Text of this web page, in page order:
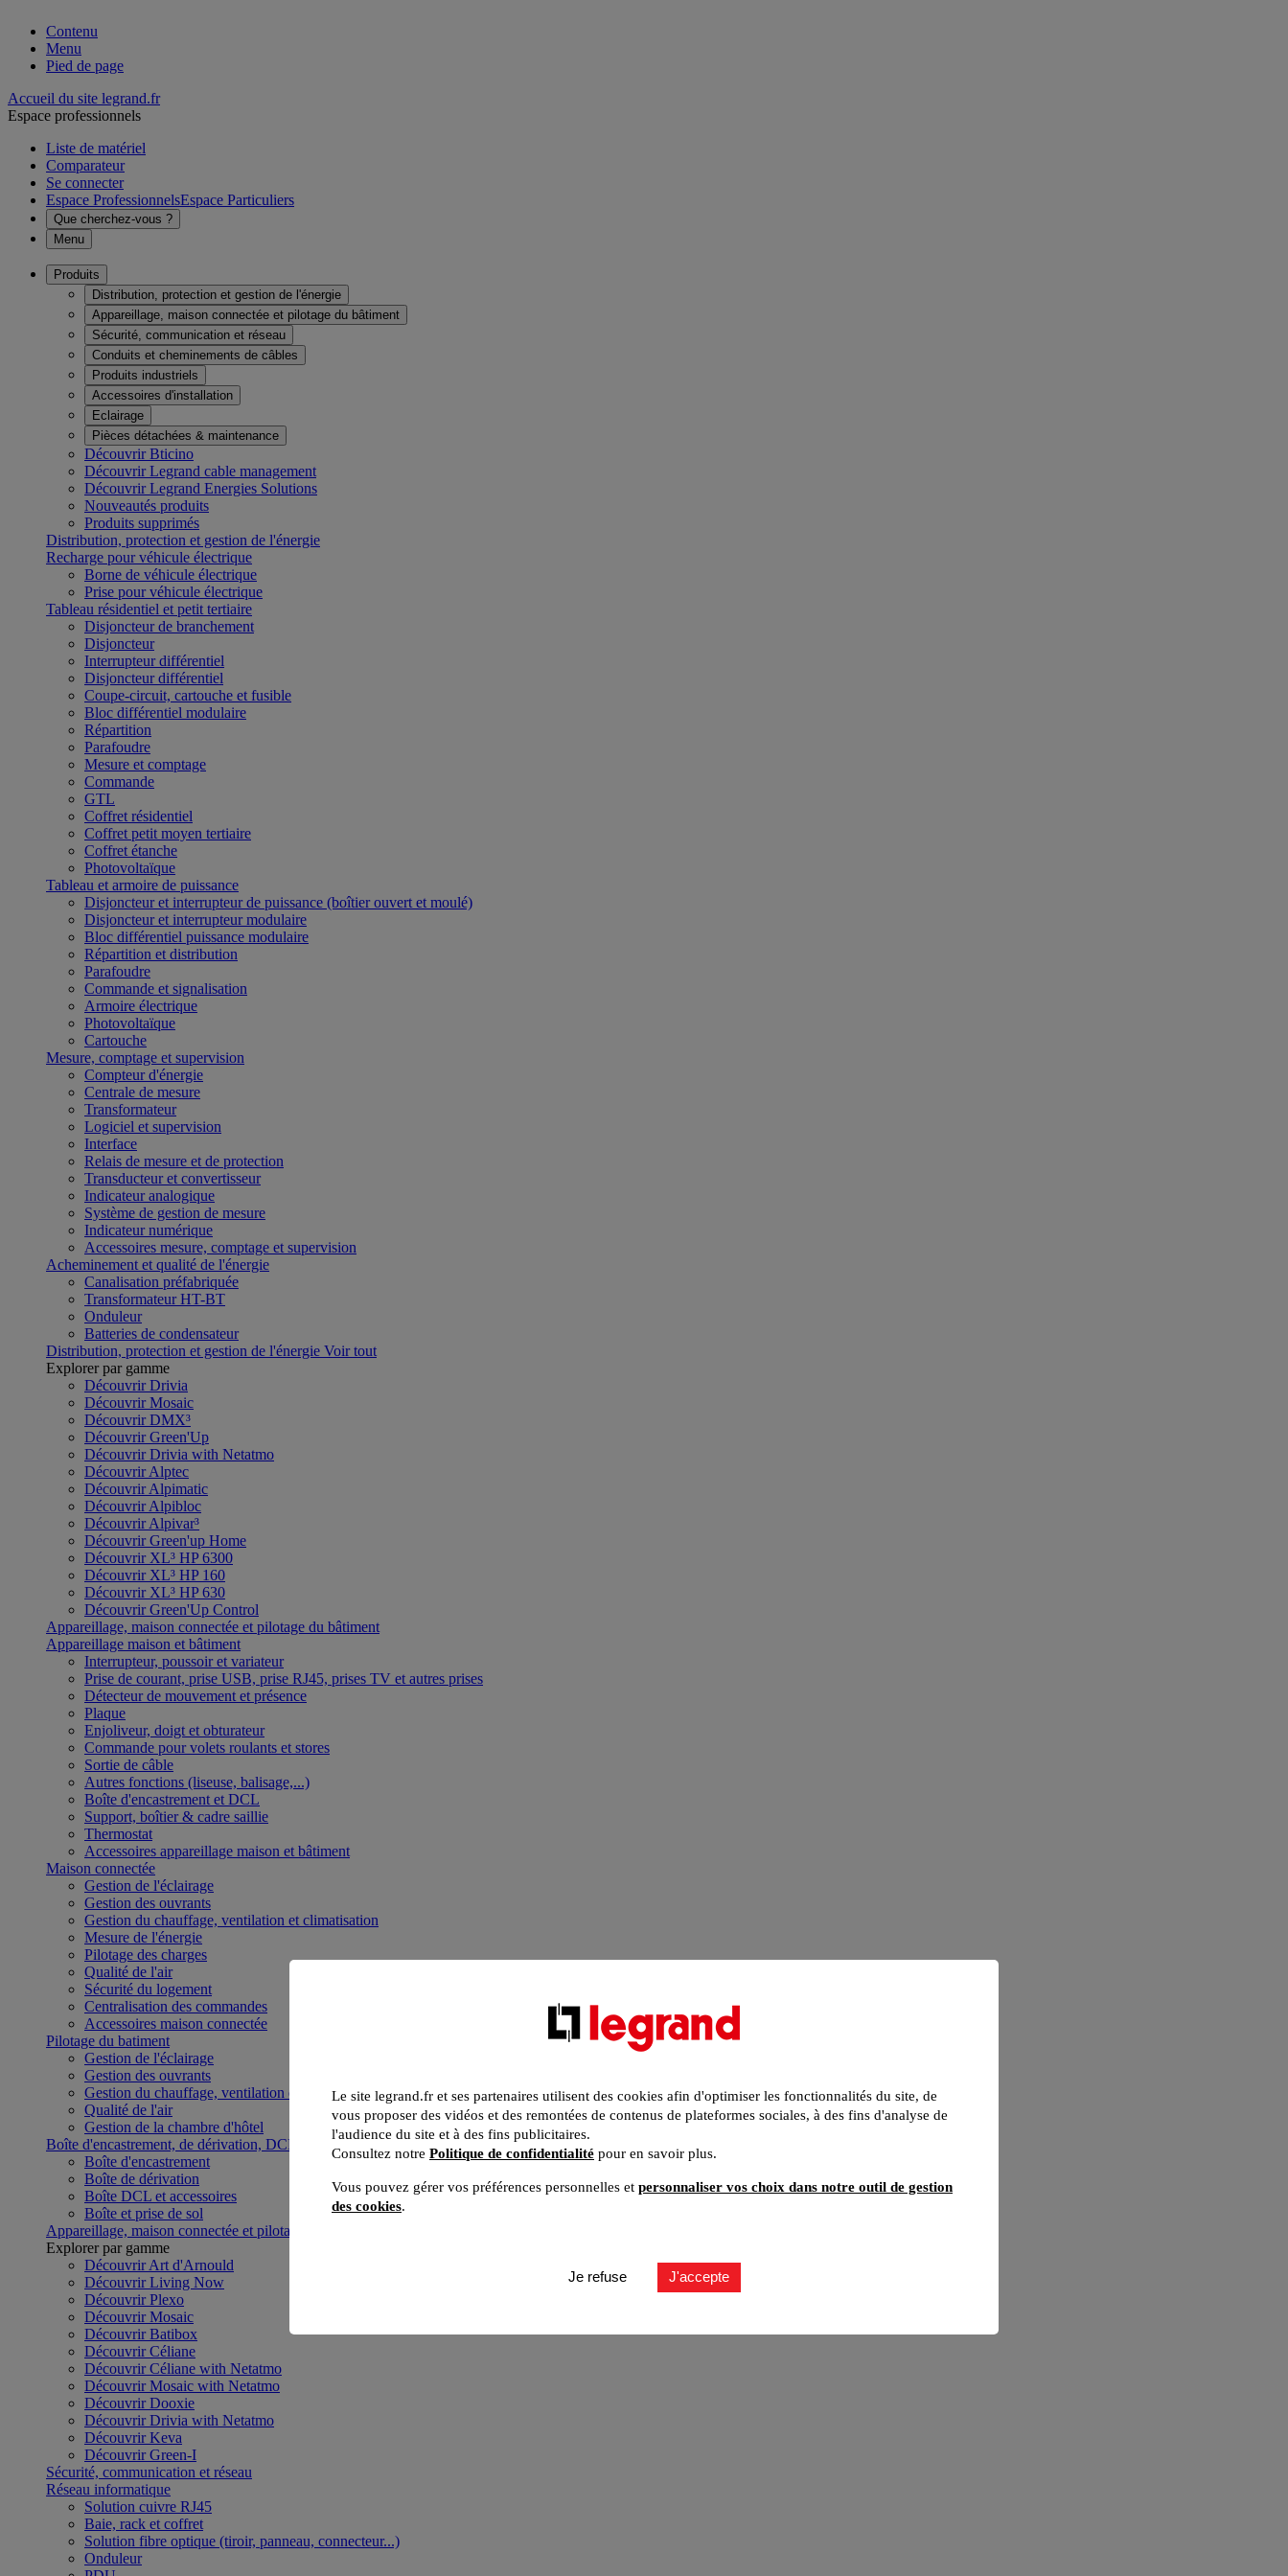
Contenu
Menu
Pied de page
Accueil du site legrand.fr
Espace professionnels
Liste de matériel
Comparateur
Se connecter
Espace ProfessionnelsEspace Particuliers
Que cherchez-vous ?
Menu
Produits
Distribution, protection et gestion de l'énergie
Appareillage, maison connectée et pilotage du bâtiment
Sécurité, communication et réseau
Conduits et cheminements de câbles
Produits industriels
Accessoires d'installation
Eclairage
Pièces détachées & maintenance
Découvrir Bticino
Découvrir Legrand cable management
Découvrir Legrand Energies Solutions
Nouveautés produits
Produits supprimés
Distribution, protection et gestion de l'énergie
Recharge pour véhicule électrique
Borne de véhicule électrique
Prise pour véhicule électrique
Tableau résidentiel et petit tertiaire
Disjoncteur de branchement
Disjoncteur
Interrupteur différentiel
Disjoncteur différentiel
Coupe-circuit, cartouche et fusible
Bloc différentiel modulaire
Répartition
Parafoudre
Mesure et comptage
Commande
GTL
Coffret résidentiel
Coffret petit moyen tertiaire
Coffret étanche
Photovoltaïque
Tableau et armoire de puissance
Disjoncteur et interrupteur de puissance (boîtier ouvert et moulé)
Disjoncteur et interrupteur modulaire
Bloc différentiel puissance modulaire
Répartition et distribution
Parafoudre
Commande et signalisation
Armoire électrique
Photovoltaïque
Cartouche
Mesure, comptage et supervision
Compteur d'énergie
Centrale de mesure
Transformateur
Logiciel et supervision
Interface
Relais de mesure et de protection
Transducteur et convertisseur
Indicateur analogique
Système de gestion de mesure
Indicateur numérique
Accessoires mesure, comptage et supervision
Acheminement et qualité de l'énergie
Canalisation préfabriquée
Transformateur HT-BT
Onduleur
Batteries de condensateur
Distribution, protection et gestion de l'énergie Voir tout
Explorer par gamme
Découvrir Drivia
Découvrir Mosaic
Découvrir DMX³
Découvrir Green'Up
Découvrir Drivia with Netatmo
Découvrir Alptec
Découvrir Alpimatic
Découvrir Alpibloc
Découvrir Alpivar³
Découvrir Green'up Home
Découvrir XL³ HP 6300
Découvrir XL³ HP 160
Découvrir XL³ HP 630
Découvrir Green'Up Control
Appareillage, maison connectée et pilotage du bâtiment
Appareillage maison et bâtiment
Interrupteur, poussoir et variateur
Prise de courant, prise USB, prise RJ45, prises TV et autres prises
Détecteur de mouvement et présence
Plaque
Enjoliveur, doigt et obturateur
Commande pour volets roulants et stores
Sortie de câble
Autres fonctions (liseuse, balisage,...)
Boîte d'encastrement et DCL
Support, boîtier & cadre saillie
Thermostat
Accessoires appareillage maison et bâtiment
Maison connectée
Gestion de l'éclairage
Gestion des ouvrants
Gestion du chauffage, ventilation et climatisation
Mesure de l'énergie
Pilotage des charges
Qualité de l'air
Sécurité du logement
Centralisation des commandes
Accessoires maison connectée
Pilotage du batiment
Gestion de l'éclairage
Gestion des ouvrants
Gestion du chauffage, ventilation et climatisation
Qualité de l'air
Gestion de la chambre d'hôtel
Boîte d'encastrement, de dérivation, DCL et boîte de sol
Boîte d'encastrement
Boîte de dérivation
Boîte DCL et accessoires
Boîte et prise de sol
Appareillage, maison connectée et pilotage du bâtiment
Explorer par gamme
Découvrir Art d'Arnould
Découvrir Living Now
Découvrir Plexo
Découvrir Mosaic
Découvrir Batibox
Découvrir Céliane
Découvrir Céliane with Netatmo
Découvrir Mosaic with Netatmo
Découvrir Dooxie
Découvrir Drivia with Netatmo
Découvrir Keva
Découvrir Green-I
Sécurité, communication et réseau
Réseau informatique
Solution cuivre RJ45
Baie, rack et coffret
Solution fibre optique (tiroir, panneau, connecteur...)
Onduleur
Le site legrand.fr et ses partenaires utilisent des cookies afin d'optimiser les fonctionnalités du site, de
vous proposer des vidéos et des remontées de contenus de plateformes sociales, à des fins d'analyse de
l'audience du site et à des fins publicitaires.
Consultez notre Politique de confidentialité pour en savoir plus.
Vous pouvez gérer vos préférences personnelles et personnaliser vos choix dans notre outil de gestion
des cookies.
Je refuse J'accepte